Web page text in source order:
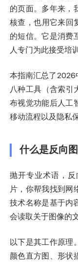
的页面。多年来，
核查，也用它来回
的短信。它是消费
人专门为此接受培训
本指南汇总了2026
八种工具（含索引
布视觉功能后人工
移动流程以及隐私
什么是反向
抛开专业术语，
片，你帮我找到网
技术名称是基于内
会读取关于图像的
以下是其工作原理
颜色直方图、形状